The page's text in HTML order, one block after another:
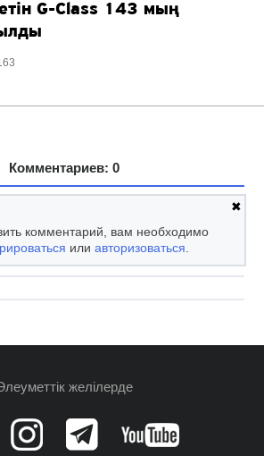
G-Class 143 мың
Комментариев: 0
✖
комментарий, вам необходимо
илиавторизоваться
желілерде